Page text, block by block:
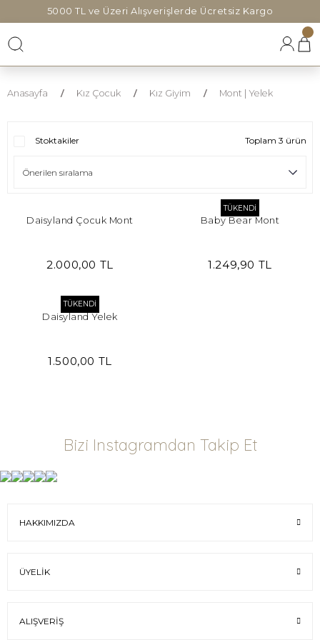
5000 TL ve Üzeri Alışverişlerde Ücretsiz Kargo
Anasayfa Kız Çocuk Kız Giyim Mont | Yelek
Stoktakiler Toplam 3 ürün
Daisyland Çocuk Mont
2.000,00 TL
TÜKENDİ
Baby Bear Mont
1.249,90 TL
TÜKENDİ
Daisyland Yelek
1.500,00 TL
Bizi Instagramdan Takip Et
HAKKIMIZDA
ÜYELIK
ALIŞVERIŞ